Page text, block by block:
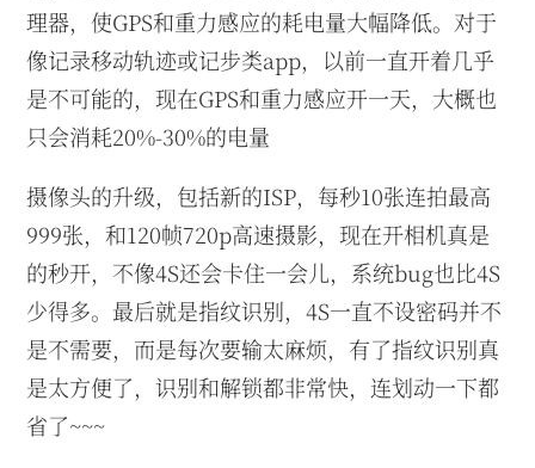
理器，使GPS和重力感应的耗电量大幅降低。对于
像记录移动轨迹或记步类app，以前一直开着几乎
是不可能的，现在GPS和重力感应开一天，大概也
只会消耗20%-30%的电量
摄像头的升级，包括新的ISP，每秒10张连拍最高
999张，和120帧720p高速摄影，现在开相机真是
的秒开，不像4S还会卡住一会儿，系统bug也比4S
少得多。最后就是指纹识别，4S一直不设密码并不
是不需要，而是每次要输太麻烦，有了指纹识别真
是太方便了，识别和解锁都非常快，连划动一下都
省了~~~